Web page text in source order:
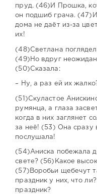
пруд. (46)И Прошка,
он подшиб грача.
дома не даёт из-за
их!
(48)Светлана
(49)Но вдруг
(50)Сказала:
– Ну, а раз ей их
(51)Скуластое
румянца, а глаза
когда в них заглянет
за неё! (53) Она сразу
послушала!
(54)Аниска побежала
свете? (56)Какое
(57)Воробьи щебечут
праздник у них, что
праздник?